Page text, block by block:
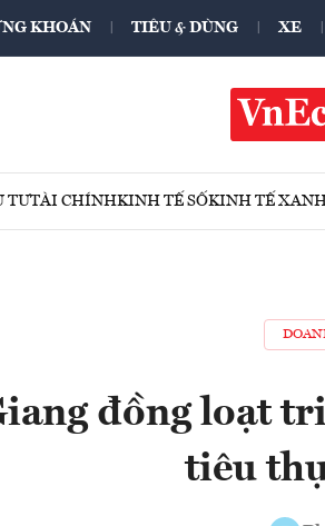
KHOÁN TIÊU & DÙNG XE
TƯTÀI CHÍNHKINH TẾ SỐKINH TẾ
đồng loạt
tiêu